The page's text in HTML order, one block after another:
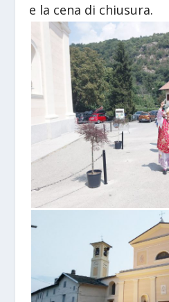
e la cena di chiusura.